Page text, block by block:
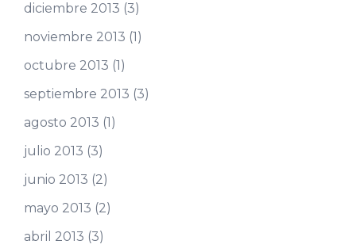
diciembre 2013 (3)
noviembre 2013 (1)
octubre 2013 (1)
septiembre 2013 (3)
agosto 2013 (1)
julio 2013 (3)
junio 2013 (2)
mayo 2013 (2)
abril 2013 (3)